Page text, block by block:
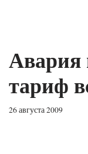
тариф
26 августа 2009